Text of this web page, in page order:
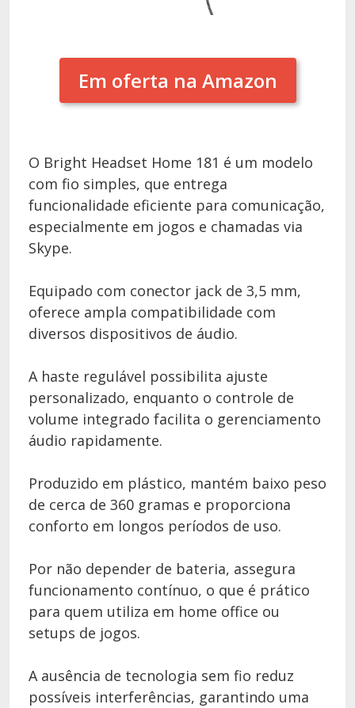
Em oferta na Amazon
O Bright Headset Home 181 é um modelo
com fio simples, que entrega
funcionalidade eficiente para comunicação,
especialmente em jogos e chamadas via
Skype.
Equipado com conector jack de 3,5 mm,
oferece ampla compatibilidade com
diversos dispositivos de áudio.
A haste regulável possibilita ajuste
personalizado, enquanto o controle de
volume integrado facilita o gerenciamento
áudio rapidamente.
Produzido em plástico, mantém baixo peso
de cerca de 360 gramas e proporciona
conforto em longos períodos de uso.
Por não depender de bateria, assegura
funcionamento contínuo, o que é prático
para quem utiliza em home office ou
setups de jogos.
A ausência de tecnologia sem fio reduz
possíveis interferências, garantindo uma